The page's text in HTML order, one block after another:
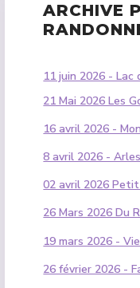
ARCHIVE
11 juin 2026 - Lac
21 Mai 2026 Les
16 avril 2026 -
8 avril 2026 -
02 avril 2026
26 Mars 2026 Du
19 mars 2026 -
26 février 2026 -